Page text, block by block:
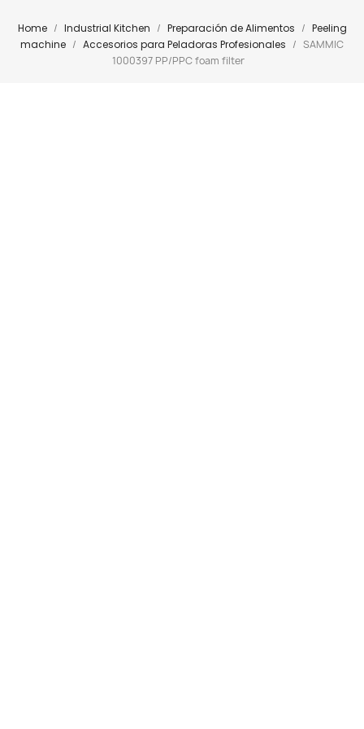
Home Industrial Kitchen Preparación de Alimentos
Peeling
machine
Accesorios para Peladoras Profesionales
SAMMIC
1000397 PP/PPC foam filter